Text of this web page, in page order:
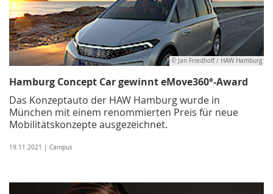
© Jan Friedhoff / HAW Hamburg
Hamburg Concept Car gewinnt eMove360°-Award
Das Konzeptauto der HAW Hamburg wurde in
München mit einem renommierten Preis für neue
Mobilitätskonzepte ausgezeichnet.
19.11.2021 | Campus